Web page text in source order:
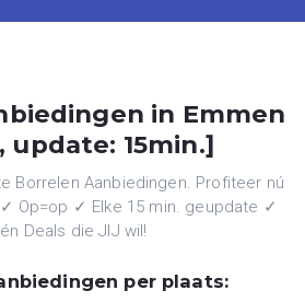
in Emmen
update: 15min.]
Borrelen Aanbiedingen. Profiteer nú
Op=op ✓ Elke 15 min. geupdate ✓
Deals die JIJ wil!
per plaats: